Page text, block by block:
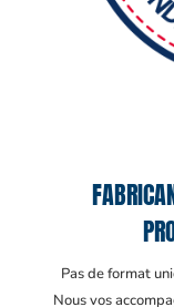
Pas de format
Nous vos